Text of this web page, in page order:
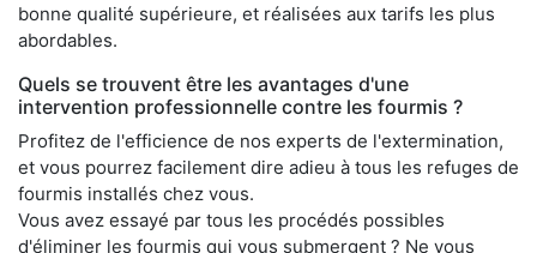
bonne qualité supérieure, et réalisées aux tarifs les plus
abordables.
Quels se trouvent être les avantages d'une
intervention professionnelle contre les fourmis ?
Profitez de l'efficience de nos experts de l'extermination,
et vous pourrez facilement dire adieu à tous les refuges de
fourmis installés chez vous.
Vous avez essayé par tous les procédés possibles
d'éliminer les fourmis qui vous submergent ? Ne vous